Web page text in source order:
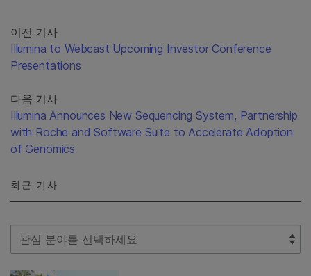
이전 기사
Illumina to Webcast Upcoming Investor Conference
Presentations
다음 기사
Illumina Announces New Sequencing System, Partnership
with Roche and Software Suite to Accelerate Adoption
of Genomics
최근 기사
Select Filter